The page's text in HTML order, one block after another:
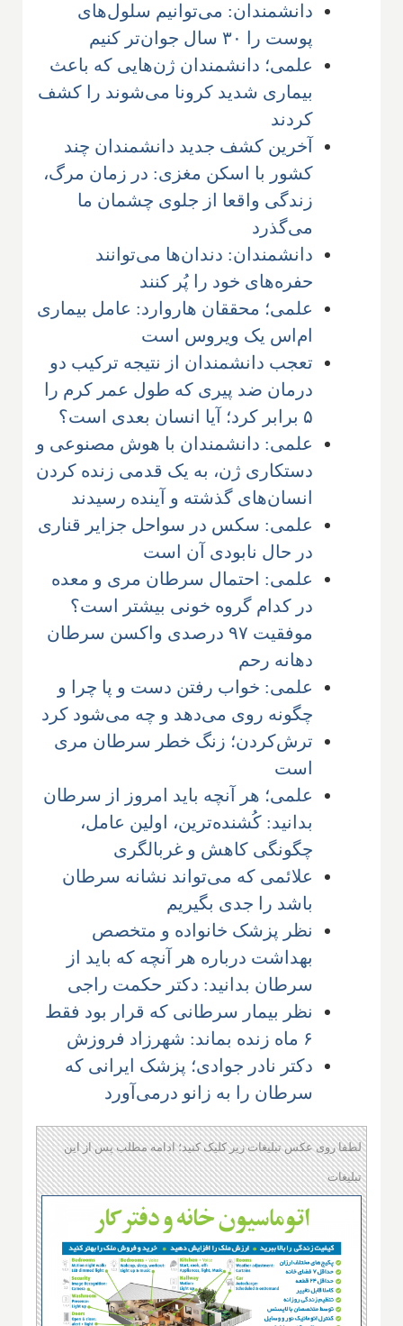
دانشمندان: می‌توانیم سلول‌های
پوست را ۳۰ سال جوان‌تر کنیم
علمی؛ دانشمندان ژن‌هایی که باعث
بیماری شدید کرونا می‌شوند را کشف
کردند
آخرین کشف جدید دانشمندان چند
کشور با اسکن مغزی: در زمان مرگ،
زندگی واقعا از جلوی چشمان ما
می‌گذرد
دانشمندان: دندان‌ها می‌توانند
حفره‌های خود را پُر کنند
علمی؛ محققان هاروارد: عامل بیماری
ام‌اس یک ویروس است
تعجب دانشمندان از نتیجه ترکیب دو
درمان ضد پیری که طول عمر کرم را
۵ برابر کرد؛ آیا انسان بعدی است؟
علمی: دانشمندان با هوش مصنوعی و
دستکاری ژن، به یک قدمی زنده کردن
انسان‌های گذشته و آینده رسیدند
علمی: سکس در سواحل جزایر قناری
در حال نابودی آن است
علمی: احتمال سرطان مری و معده
در کدام گروه خونی بیشتر است؟
موفقیت ۹۷ درصدی واکسن سرطان
دهانه رحم
علمی: خواب رفتن دست و پا چرا و
چگونه روی می‌دهد و چه می‌شود کرد
ترش‌کردن؛ زنگ خطر سرطان مری
است
علمی؛ هر آنچه باید امروز از سرطان
بدانید: کُشنده‌ترین، اولین عامل،
چگونگی کاهش و غربالگری
علائمی که می‌تواند نشانه سرطان
باشد را جدی بگیریم
نظر پزشک خانواده و متخصص
بهداشت درباره هر آنچه که باید از
سرطان بدانید: دکتر حکمت راجی
نظر بیمار سرطانی که قرار بود فقط
۶ ماه زنده بماند: شهرزاد فروزش
دکتر نادر جوادی؛ پزشک ایرانی که
سرطان را به زانو درمی‌آورد
لطفا روی عکس تبلیغات زیر کلیک کنید؛ ادامه مطلب پس از این
تبلیغات